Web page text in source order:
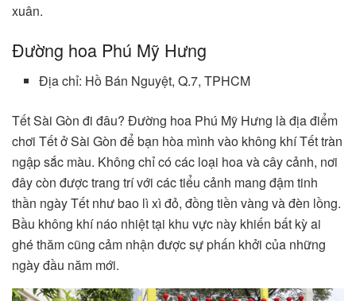
xuân.
Đường hoa Phú Mỹ Hưng
Địa chỉ: Hồ Bán Nguyệt, Q.7, TPHCM
Tết Sài Gòn đi đâu? Đường hoa Phú Mỹ Hưng là địa điểm
chơi Tết ở Sài Gòn để bạn hòa mình vào không khí Tết tràn
ngập sắc màu. Không chỉ có các loại hoa và cây cảnh, nơi
đây còn được trang trí với các tiểu cảnh mang đậm tinh
thần ngày Tết như bao lì xì đỏ, đồng tiền vàng và đèn lồng.
Bầu không khí náo nhiệt tại khu vực này khiến bất kỳ ai
ghé thăm cũng cảm nhận được sự phấn khởi của những
ngày đầu năm mới.